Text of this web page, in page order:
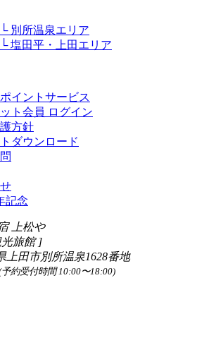
└ 別所温泉エリア
└ 塩田平・上田エリア
イントサービス
ト会員 ログイン
方針
ダウンロード
記念
上松や
旅館 ]
上田市別所温泉1628番地
予約受付時間 10:00〜18:00)